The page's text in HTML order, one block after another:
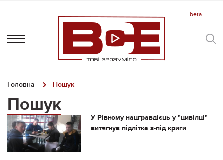
Головна Пошук
Пошук
У Рівному нацгравдієць у "цивілці"
витягнув підлітка з-під криги